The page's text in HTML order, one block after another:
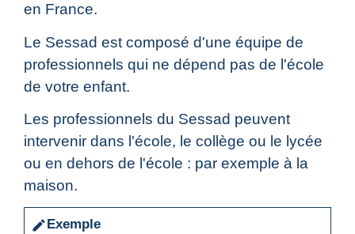
en France.
Le Sessad est composé d'une équipe de
professionnels qui ne dépend pas de l'école
de votre enfant.
Les professionnels du Sessad peuvent
intervenir dans l'école, le collège ou le lycée
ou en dehors de l'école : par exemple à la
maison.
edit Exemple